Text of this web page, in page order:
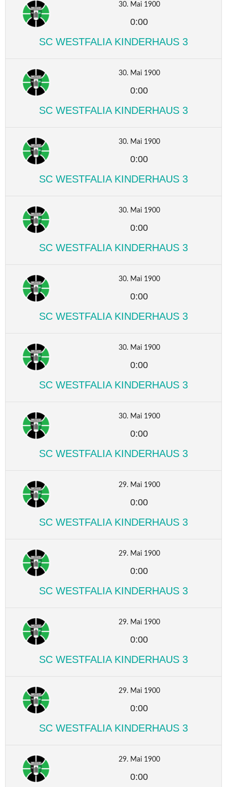
30. Mai 1900
0:00
SC WESTFALIA KINDERHAUS 3
30. Mai 1900
0:00
SC WESTFALIA KINDERHAUS 3
30. Mai 1900
0:00
SC WESTFALIA KINDERHAUS 3
30. Mai 1900
0:00
SC WESTFALIA KINDERHAUS 3
30. Mai 1900
0:00
SC WESTFALIA KINDERHAUS 3
30. Mai 1900
0:00
SC WESTFALIA KINDERHAUS 3
30. Mai 1900
0:00
SC WESTFALIA KINDERHAUS 3
29. Mai 1900
0:00
SC WESTFALIA KINDERHAUS 3
29. Mai 1900
0:00
SC WESTFALIA KINDERHAUS 3
29. Mai 1900
0:00
SC WESTFALIA KINDERHAUS 3
29. Mai 1900
0:00
SC WESTFALIA KINDERHAUS 3
29. Mai 1900
0:00